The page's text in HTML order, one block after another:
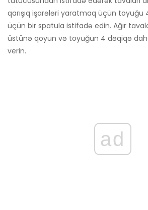
qarışıq işarələri yaratmaq üçün
üçün bir spatula istifadə edin. Ağır
üstünə qoyun və toyuğun 4 dəqiqə
verin.
ad